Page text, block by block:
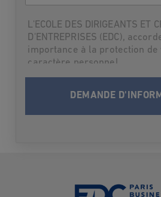
L'ECOLE DES DIRIGEANTS ET
D'ENTREPRISES (EDC),
importance à la protection de
caractère personnel.
Par suite,L'ECOLE DES
informe qu’elle traitera vos
caractère personnel en vue